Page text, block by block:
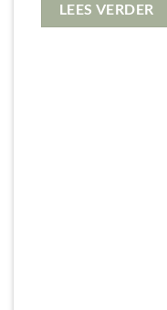
LEES VERDER